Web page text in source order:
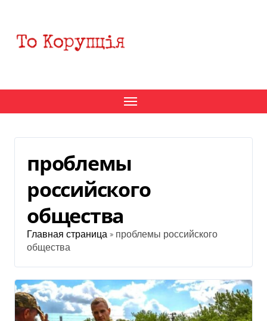
содержанию
проблемы
российского
общества
Главная страница » проблемы российского
общества